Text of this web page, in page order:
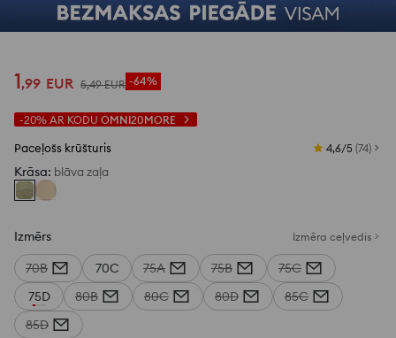
1,99 EUR 5,49 EUR -64%
-20% AR KODU OMNI20MORE
Paceļošs krūšturis 4,6/5 (74)
Krāsa: blāva zaļa
Izmērs Izmēra ceļvedis
70B 70C 75A 75B
75C
75D
80B 80C 80D
85C
85D